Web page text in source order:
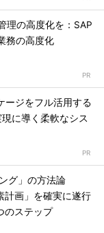
理の高度化を：SAP
務の高度化
ージをフル活用する
に導く柔軟なシス
グ」の方法論
計画」を確実に遂行
のステップ